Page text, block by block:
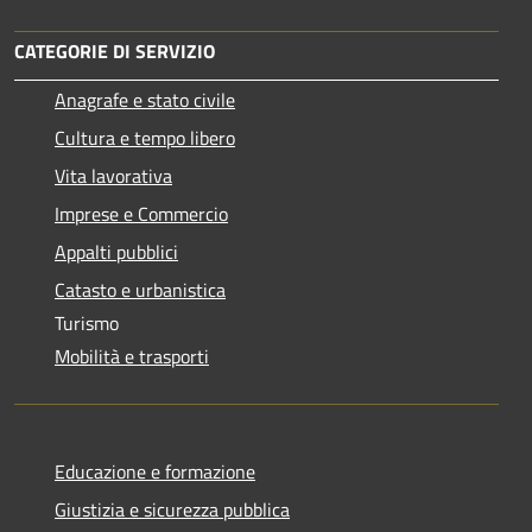
CATEGORIE DI SERVIZIO
Anagrafe e stato civile
Cultura e tempo libero
Vita lavorativa
Imprese e Commercio
Appalti pubblici
Catasto e urbanistica
Turismo
Mobilità e trasporti
Educazione e formazione
Giustizia e sicurezza pubblica